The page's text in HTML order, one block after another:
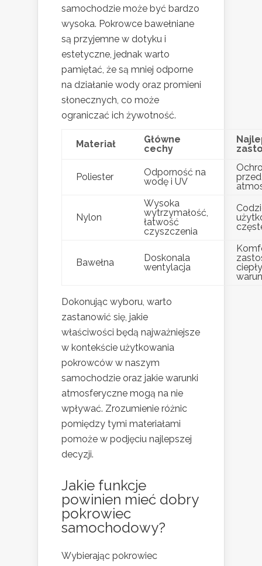
samochodzie może być bardzo
wysoka. Pokrowce bawełniane
są przyjemne w dotyku i
estetyczne, jednak warto
pamiętać, że są mniej odporne
na działanie wody oraz promieni
słonecznych, co może
ograniczać ich żywotność.
Materiał
Główne
cechy
Poliester
Odporność na
wodę i UV
Nylon
Wysoka
wytrzymałość,
łatwość
czyszczenia
Bawełna
Doskonala
wentylacja
Dokonując wyboru, warto
zastanowić się, jakie
właściwości będą najważniejsze
w kontekście użytkowania
pokrowców w naszym
samochodzie oraz jakie warunki
atmosferyczne mogą na nie
wpływać. Zrozumienie różnic
pomiędzy tymi materiałami
pomoże w podjęciu najlepszej
decyzji.
Jakie funkcje
powinien mieć dobry
pokrowiec
samochodowy?
Wybierając pokrowiec